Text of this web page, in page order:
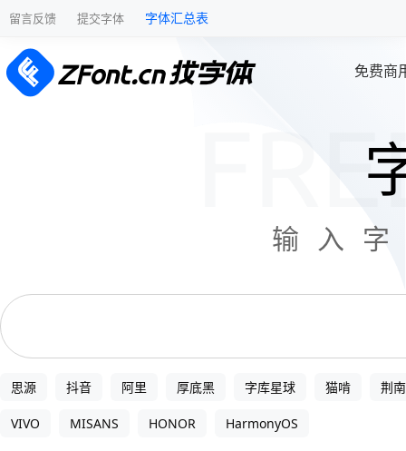
留言反馈 提交字体 字体汇总表
免费商
输入
思源 抖音 阿里 厚底黑 字库星球 猫啃 荆南
VIVO MISANS HONOR HarmonyOS